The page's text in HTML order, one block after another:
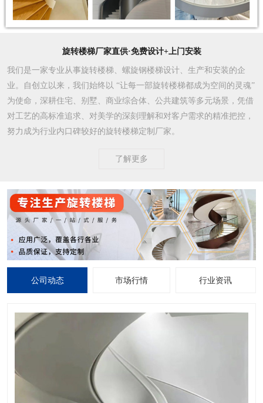
旋转楼梯厂家直供·免费设计+上门安装
我们是一家专业从事旋转楼梯、螺旋钢楼梯设计、生产和安装的企
业。自创立以来，我们始终以 “让每一部旋转楼梯都成为空间的灵魂”
为使命，深耕住宅、别墅、商业综合体、公共建筑等多元场景，凭借
对工艺的高标准追求、对美学的深刻理解和对客户需求的精准把控，
努力成为行业内口碑较好的旋转楼梯定制厂家。​
了解更多
公司动态 市场行情 行业资讯